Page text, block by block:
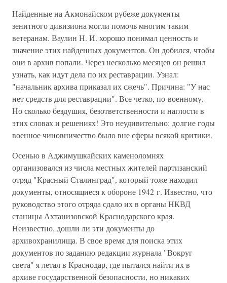
Найденные на Акмонайском рубеже документы
зенитного дивизиона могли помочь многим таким
ветеранам. Ваулин Н. И. хорошо понимал ценность и
значение этих найденных документов. Он добился, чтобы
они в архив попали. Через несколько месяцев он решил
узнать, как идут дела по их реставрации. Узнал:
"начальник архива приказал их сжечь". Причина: "У нас
нет средств для реставрации". Все четко, по-военному.
Но сколько бездушия, безответственности и наглости в
этих словах и решениях! Это неудивительно: долгие годы
военное чиновничество было вне сферы всякой критики.
Осенью в Аджимушкайских каменоломнях
организовался из числа местных жителей партизанский
отряд "Красный Сталинград", который тоже находил
документы, относящиеся к обороне 1942 г. Известно, что
руководство этого отряда сдало их в органы НКВД
станицы Ахтанизовской Краснодарского края.
Неизвестно, дошли ли эти документы до
архивохранилища. В свое время для поиска этих
документов по заданию редакции журнала "Вокруг
света" я летал в Краснодар, где пытался найти их в
архиве государственной безопасности, но никаких